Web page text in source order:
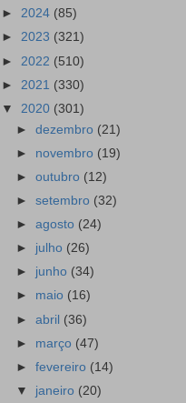
► 2024 (85)
► 2023 (321)
► 2022 (510)
► 2021 (330)
▼ 2020 (301)
►dezembro (21)
► novembro (19)
►outubro (12)
►setembro (32)
►agosto (24)
► julho (26)
► junho (34)
► maio (16)
►abril (36)
► março (47)
►fevereiro (14)
▼ janeiro (20)